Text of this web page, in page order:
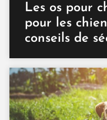
Les os pour
pour les
conseils de